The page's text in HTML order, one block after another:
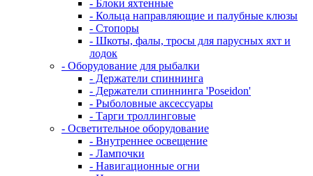
- Блоки яхтенные
- Кольца направляющие и палубные клюзы
- Стопоры
- Шкоты, фалы, тросы для парусных яхт и
лодок
- Оборудование для рыбалки
- Держатели спиннинга
- Держатели спиннинга 'Poseidon'
- Рыболовные аксессуары
- Тарги троллинговые
- Осветительное оборудование
- Внутреннее освещение
- Лампочки
- Навигационные огни